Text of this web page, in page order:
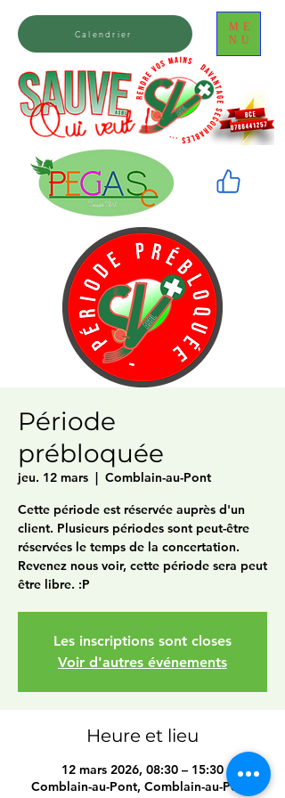
ME
NU
Calendrier
Période
prébloquée
jeu. 12 mars
  |
Comblain-au-Pont
Cette période est réservée auprès d'un
client. Plusieurs périodes sont peut-être
réservées le temps de la concertation.
Revenez nous voir, cette période sera peut
être libre. :P
Les inscriptions sont closes
Voir d'autres événements
Heure et lieu
12 mars 2026, 08:30 – 15:30
Comblain-au-Pont, Comblain-au-Pont,